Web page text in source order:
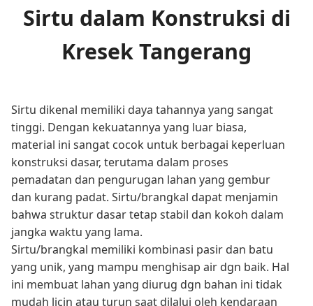
Sirtu dalam Konstruksi di
Kresek Tangerang
Sirtu dikenal memiliki daya tahannya yang sangat
tinggi. Dengan kekuatannya yang luar biasa,
material ini sangat cocok untuk berbagai keperluan
konstruksi dasar, terutama dalam proses
pemadatan dan pengurugan lahan yang gembur
dan kurang padat. Sirtu/brangkal dapat menjamin
bahwa struktur dasar tetap stabil dan kokoh dalam
jangka waktu yang lama.
Sirtu/brangkal memiliki kombinasi pasir dan batu
yang unik, yang mampu menghisap air dgn baik. Hal
ini membuat lahan yang diurug dgn bahan ini tidak
mudah licin atau turun saat dilalui oleh kendaraan